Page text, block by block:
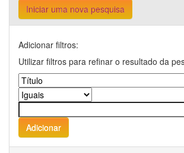
Iniciar uma nova pesquisa
Adicionar filtros:
Utilizar filtros para refinar o resultado da